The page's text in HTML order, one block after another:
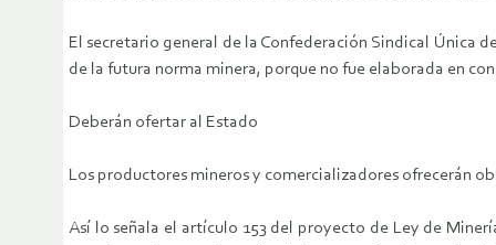
El secretario general de la Confederación Sindical Única
de la futura norma minera, porque no fue elaborada en
Deberán ofertar al Estado
Los productores mineros y comercializadores ofrecerán
Así lo señala el artículo 153 del proyecto de Ley de